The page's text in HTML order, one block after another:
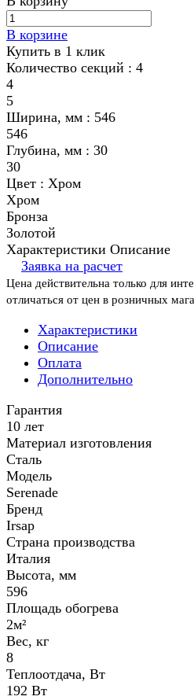
В корзине
Купить в 1 клик
Количество секций : 4
4
5
Ширина, мм : 546
546
Глубина, мм : 30
30
Цвет : Хром
Хром
Бронза
Золотой
Характеристики Описание
Заявка на расчет
Цена действительна только для
отличаться от цен в розничных
Характеристики
Описание
Оплата
Дополнительно
Гарантия
10 лет
Материал изготовления
Сталь
Модель
Serenade
Бренд
Irsap
Страна производства
Италия
Высота, мм
596
Площадь обогрева
2м²
Вес, кг
8
Теплоотдача, Вт
192 Вт